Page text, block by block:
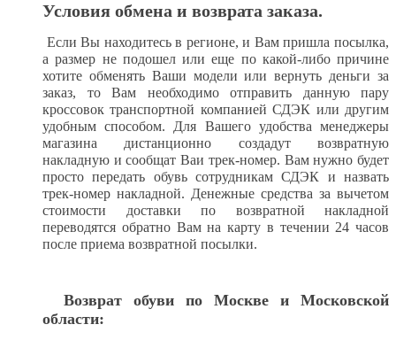
Условия обмена и возврата заказа.
Если Вы находитесь в регионе, и Вам пришла посылка,
а размер не подошел или еще по какой-либо причине
хотите обменять Ваши модели или вернуть деньги за
заказ, то Вам необходимо отправить данную пару
кроссовок транспортной компанией СДЭК или другим
удобным способом. Для Вашего удобства менеджеры
магазина дистанционно создадут возвратную
накладную и сообщат Ваи трек-номер. Вам нужно будет
просто передать обувь сотрудникам СДЭК и назвать
трек-номер накладной. Денежные средства за вычетом
стоимости доставки по возвратной накладной
переводятся обратно Вам на карту в течении 24 часов
после приема возвратной посылки.
Возврат обуви по Москве и Московской
области: